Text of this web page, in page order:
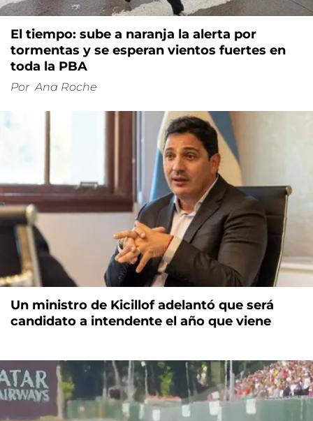
El tiempo: sube a naranja la alerta por
tormentas y se esperan vientos fuertes en
toda la PBA
Por Ana Roche
Un ministro de Kicillof adelantó que será
candidato a intendente el año que viene